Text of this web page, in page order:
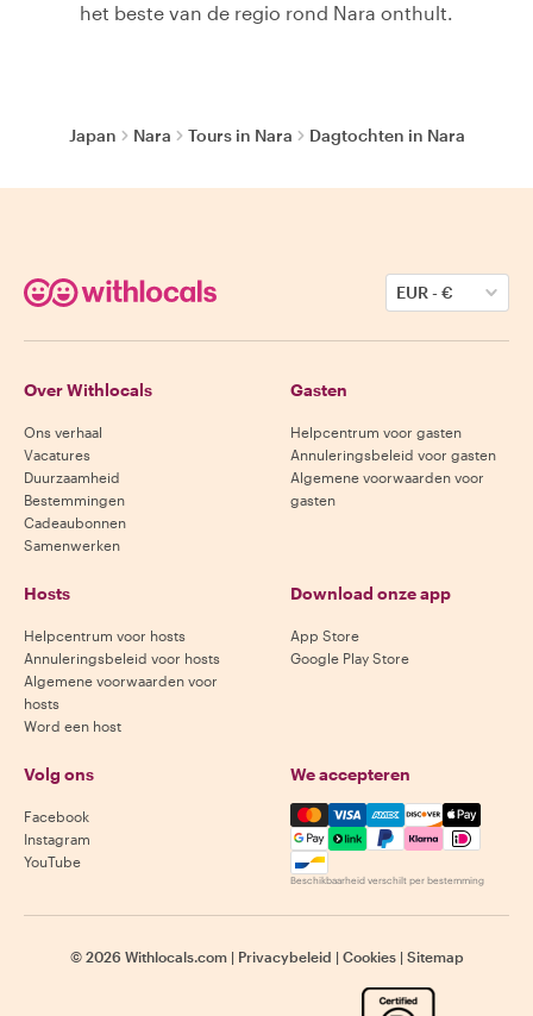
het beste van de regio rond Nara onthult.
Japan Nara Tours in Nara Dagtochten in Nara
EUR-€
Over Withlocals
Ons verhaal
Vacatures
Duurzaamheid
Bestemmingen
Cadeaubonnen
Samenwerken
Gasten
Helpcentrum voor gasten
Annuleringsbeleid voor gasten
Algemene voorwaarden voor
gasten
Hosts
Helpcentrum voor hosts
Annuleringsbeleid voor hosts
Algemene voorwaarden voor
hosts
Word een host
Download onze app
App Store
Google Play Store
Volg ons
Facebook
Instagram
YouTube
We accepteren
Mastercard, Visa, Amex,
Beschikbaarheid verschilt per bestemming
© 2026 Withlocals.com | Privacybeleid | Cookies | Sitemap